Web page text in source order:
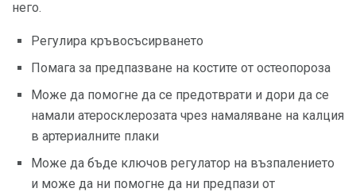
него.
Регулира кръвосъсирването
Помага за предпазване на костите от остеопороза
Може да помогне да се предотврати и дори да се
намали атеросклерозата чрез намаляване на калция
в артериалните плаки
Може да бъде ключов регулатор на възпалението
и може да ни помогне да ни предпази от